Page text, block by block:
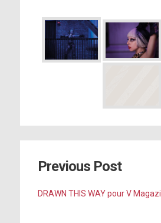
Previous Post
DRAWN THIS WAY pour V